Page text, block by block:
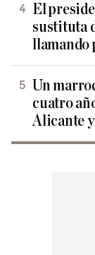
El
sustituta
llamando
Un
cuatro
Alicante